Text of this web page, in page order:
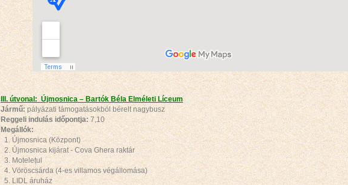
III. útvonal: Újmosnica – Bartók Béla Elméleti Líceum
Jármű: pályázati támogatásokból bérelt nagybusz
Reggeli indulás időpontja: 7,10
Megállók:
1. Újmosnica (Központ)
2. Újmosnica kijárat - Cova Ghera raktár
3. Motelețul
4. Vöröscsárda (4-es villamos végállomása)
5. LIDL áruház